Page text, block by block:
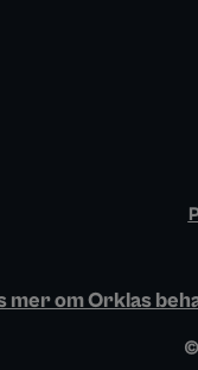
mer om Orklas